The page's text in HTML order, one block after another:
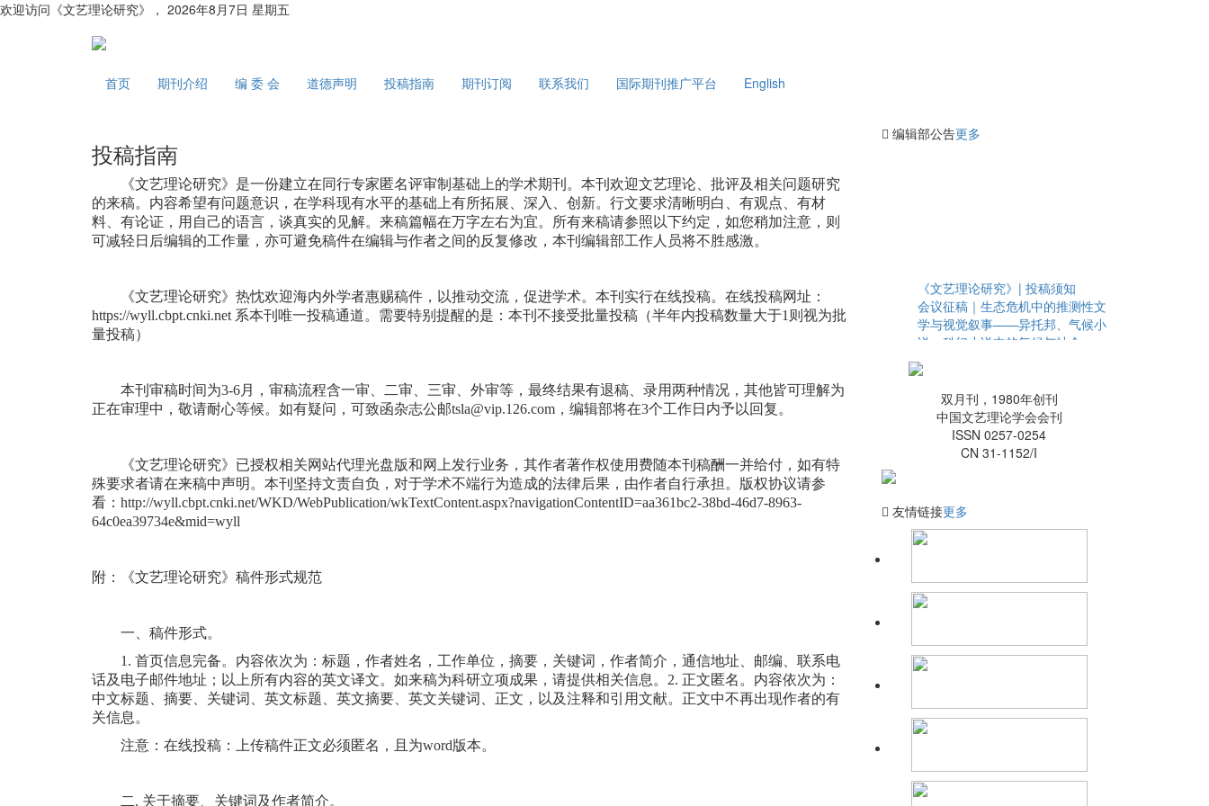
欢迎访问《文艺理论研究》， 2026年8月7日 星期五
首页 期刊介绍 编 委 会 道德声明 投稿指南 期刊订阅 联系我们 国际期刊推广平台 English
投稿指南
《文艺理论研究》是一份建立在同行专家匿名评审制基础上的学术期刊。本刊欢迎文艺理论、批评及相关问题研究
的来稿。内容希望有问题意识，在学科现有水平的基础上有所拓展、深入、创新。行文要求清晰明白、有观点、有材
料、有论证，用自己的语言，谈真实的见解。来稿篇幅在万字左右为宜。所有来稿请参照以下约定，如您稍加注意，则
可减轻日后编辑的工作量，亦可避免稿件在编辑与作者之间的反复修改，本刊编辑部工作人员将不胜感激。
《文艺理论研究》热忱欢迎海内外学者惠赐稿件，以推动交流，促进学术。本刊实行在线投稿。在线投稿网址：
https://wyll.cbpt.cnki.net 系本刊唯一投稿通道。需要特别提醒的是：本刊不接受批量投稿（半年内投稿数量大于1则视为批
量投稿）
本刊审稿时间为3-6月，审稿流程含一审、二审、三审、外审等，最终结果有退稿、录用两种情况，其他皆可理解为
正在审理中，敬请耐心等候。如有疑问，可致函杂志公邮tsla@vip.126.com，编辑部将在3个工作日内予以回复。
《文艺理论研究》已授权相关网站代理光盘版和网上发行业务，其作者著作权使用费随本刊稿酬一并给付，如有特
殊要求者请在来稿中声明。本刊坚持文责自负，对于学术不端行为造成的法律后果，由作者自行承担。版权协议请参
看：http://wyll.cbpt.cnki.net/WKD/WebPublication/wkTextContent.aspx?navigationContentID=aa361bc2-38bd-46d7-8963-
64c0ea39734e&mid=wyll
附：《文艺理论研究》稿件形式规范
一、稿件形式。
1. 首页信息完备。内容依次为：标题，作者姓名，工作单位，摘要，关键词，作者简介，通信地址、邮编、联系电
话及电子邮件地址；以上所有内容的英文译文。如来稿为科研立项成果，请提供相关信息。2. 正文匿名。内容依次为：
中文标题、摘要、关键词、英文标题、英文摘要、英文关键词、正文，以及注释和引用文献。正文中不再出现作者的有
关信息。
注意：在线投稿：上传稿件正文必须匿名，且为word版本。
二. 关于摘要、关键词及作者简介。
编辑部公告更多
《文艺理论研究》| 投稿须知
会议征稿｜生态危机中的推测性文
学与视觉叙事——异托邦、气候小
说、科幻小说中的气候与社会
2023年第1期目录、摘要
文艺理论研究 |《文艺理论研究》
2022年第二期目录、摘要
文艺理论研究｜关于受疫情影响新
刊延期发行的致歉函
文艺理论研究 | 《文艺理论研究》
会与人类的未来”学术论坛征稿函
双月刊，1980年创刊
中国文艺理论学会会刊
ISSN 0257-0254
CN 31-1152/I
友情链接更多